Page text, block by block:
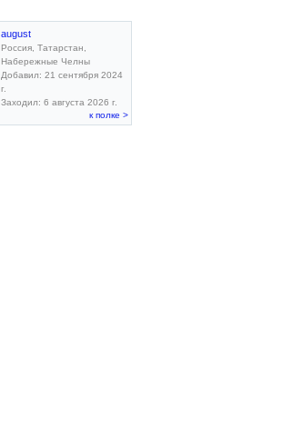
august
Россия, Татарстан,
Набережные Челны
Добавил: 21 сентября 2024
г.
Заходил: 6 августа 2026 г.
к полке >